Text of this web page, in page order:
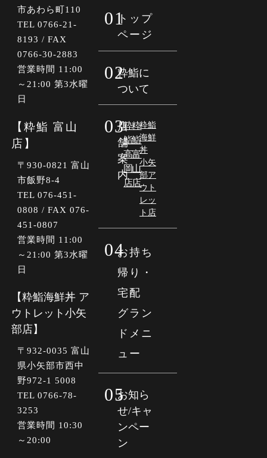
市あわら町110
TEL 0766-21-
8193 / FAX
0766-30-2883
営業時間 11:00
～21:00 第3水曜
日
【粋鮨 富山
店】
〒930-0821 富山
市飯野8-4
TEL 076-451-
0808 / FAX 076-
451-0807
営業時間 11:00
～21:00 第3水曜
日
【粋鮨海鮮丼 ア
ウトレット小矢
部店】
〒 932-0035 富山
県小矢部市西中
野972-1 5008
TEL 0766-78-
3253
営業時間 10:30
～20:00
01トップ
ページ
02粋鮨に
ついて
03店
舗
案
内
粋
鮨
高
岡
店
粋
鮨
富
山
店
粋鮨
海鮮
丼
小矢
部ア
ウト
レッ
ト店
04お持ち
帰り・
宅配
グラン
ドメニ
ュー
05お知ら
せ/キャ
ンペー
ン